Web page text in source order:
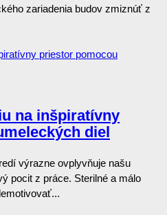
zariadenia budov zmiznúť z
na inšpiratívny
diel
výrazne ovplyvňuje našu
pocit z práce. Sterilné a málo